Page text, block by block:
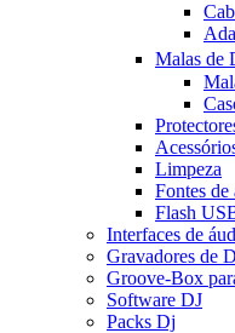
Malas de
Limpeza
Fontes
Flash
Interfaces de
Gravadores de
Groove-Box
Software DJ
Packs Dj